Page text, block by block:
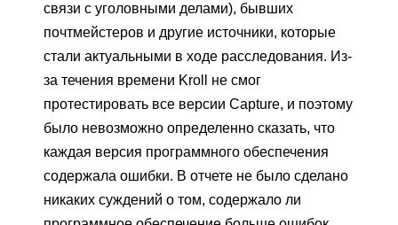
связи с уголовными делами), бывших
почтмейстеров и другие источники, которые
стали актуальными в ходе расследования. Из-
за течения времени Kroll не смог
протестировать все версии Capture, и поэтому
было невозможно определенно сказать, что
каждая версия программного обеспечения
содержала ошибки. В отчете не было сделано
никаких суждений о том, содержало ли